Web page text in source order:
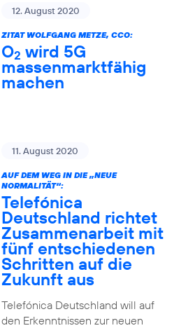
12. August 2020
ZITAT WOLFGANG METZE, CCO:
O2 wird 5G
massenmarktfähig
machen
11. August 2020
AUF DEM WEG IN DIE „NEUE
NORMALITÄT“:
Telefónica
Deutschland richtet
Zusammenarbeit mit
fünf entschiedenen
Schritten auf die
Zukunft aus
Telefónica Deutschland will auf
den Erkenntnissen zur neuen